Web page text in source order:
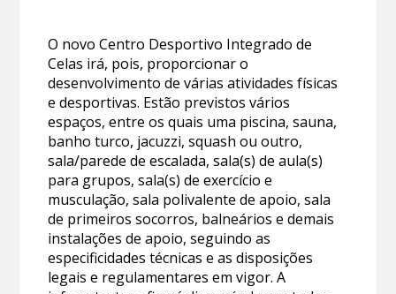
O novo Centro Desportivo Integrado de
Celas irá, pois, proporcionar o
desenvolvimento de várias atividades físicas
e desportivas. Estão previstos vários
espaços, entre os quais uma piscina, sauna,
banho turco, jacuzzi, squash ou outro,
sala/parede de escalada, sala(s) de aula(s)
para grupos, sala(s) de exercício e
musculação, sala polivalente de apoio, sala
de primeiros socorros, balneários e demais
instalações de apoio, seguindo as
especificidades técnicas e as disposições
legais e regulamentares em vigor. A